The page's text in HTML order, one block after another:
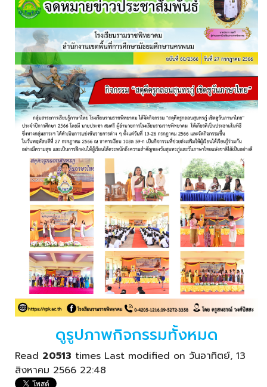
ดูรูปภาพกิจกรรมทั้งหมด
Read 20513 times Last modified on วันอาทิตย์, 13
สิงหาคม 2566 22:48